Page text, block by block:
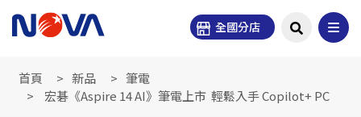
全國分店
首頁 新品
筆電
宏碁《Aspire 14 AI》筆電上市 輕鬆入手 Copilot+ PC